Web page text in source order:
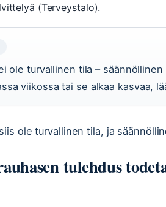
(Terveystalo).
ole turvallinen tila –
viikossa tai se alkaa kasvaa,
ole turvallinen tila, ja
tulehdus